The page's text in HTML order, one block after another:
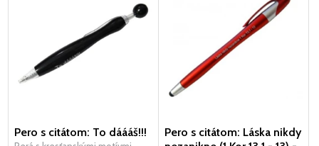
Pero s citátom: To dáááš!!!
Pero s citátom: Láska nikdy